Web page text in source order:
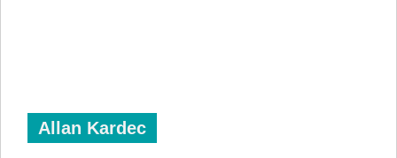
Allan Kardec